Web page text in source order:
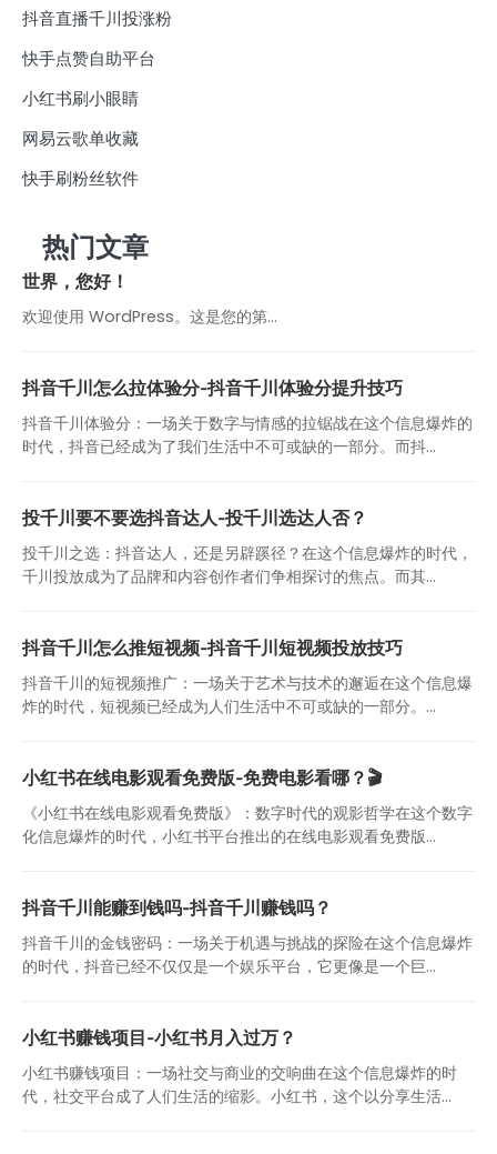
抖音直播千川投涨粉
快手点赞自助平台
小红书刷小眼睛
网易云歌单收藏
快手刷粉丝软件
热门文章
世界，您好！
欢迎使用 WordPress。这是您的第…
抖音千川怎么拉体验分-抖音千川体验分提升技巧
抖音千川体验分：一场关于数字与情感的拉锯战在这个信息爆炸的
时代，抖音已经成为了我们生活中不可或缺的一部分。而抖...
投千川要不要选抖音达人-投千川选达人否？
投千川之选：抖音达人，还是另辟蹊径？在这个信息爆炸的时代，
千川投放成为了品牌和内容创作者们争相探讨的焦点。而其...
抖音千川怎么推短视频-抖音千川短视频投放技巧
抖音千川的短视频推广：一场关于艺术与技术的邂逅在这个信息爆
炸的时代，短视频已经成为人们生活中不可或缺的一部分。...
小红书在线电影观看免费版-免费电影看哪？🎬
《小红书在线电影观看免费版》：数字时代的观影哲学在这个数字
化信息爆炸的时代，小红书平台推出的在线电影观看免费版...
抖音千川能赚到钱吗-抖音千川赚钱吗？
抖音千川的金钱密码：一场关于机遇与挑战的探险在这个信息爆炸
的时代，抖音已经不仅仅是一个娱乐平台，它更像是一个巨...
小红书赚钱项目-小红书月入过万？
小红书赚钱项目：一场社交与商业的交响曲在这个信息爆炸的时
代，社交平台成了人们生活的缩影。小红书，这个以分享生活...